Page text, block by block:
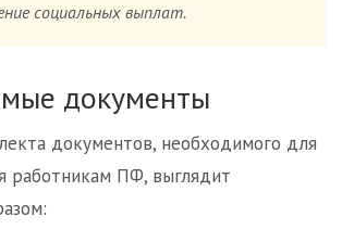
социальных выплат.
документы
документов, необходимого для
работникам ПФ, выглядит